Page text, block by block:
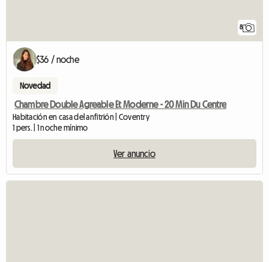
8
$36 / noche
Novedad
Chambre Double Agreable Et Moderne - 20 Min Du Centre
Habitación en casa del anfitrión | Coventry
1 pers. | 1 noche mínimo
Ver anuncio